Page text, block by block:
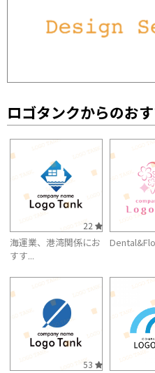
ロゴタンクからのお
22
海運業、港湾関係にお
すす...
53